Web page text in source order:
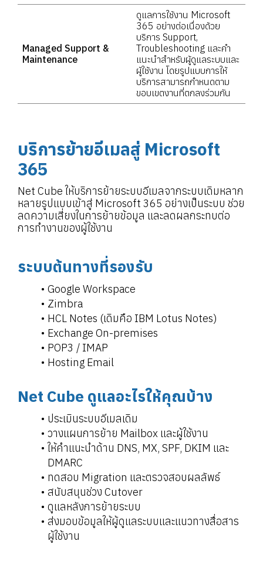
Managed Support &
Maintenance
ดูแลการใช้งาน Microsoft
365 อย่างต่อเนื่องด้วย
บริการ Support,
Troubleshooting และคำ
แนะนำสำหรับผู้ดูแลระบบและ
ผู้ใช้งาน โดยรูปแบบการให้
บริการสามารถกำหนดตาม
ขอบเขตงานที่ตกลงร่วมกัน
บริการย้ายอีเมลสู่ Microsoft
365
Net Cube ให้บริการย้ายระบบอีเมลจากระบบเดิมหลาก
หลายรูปแบบเข้าสู่ Microsoft 365 อย่างเป็นระบบ ช่วย
ลดความเสี่ยงในการย้ายข้อมูล และลดผลกระทบต่อ
การทำงานของผู้ใช้งาน
ระบบต้นทางที่รองรับ
Google Workspace
Zimbra
HCL Notes (เดิมคือ IBM Lotus Notes)
Exchange On-premises
POP3 / IMAP
Hosting Email
Net Cube ดูแลอะไรให้คุณบ้าง
ประเมินระบบอีเมลเดิม
วางแผนการย้าย Mailbox และผู้ใช้งาน
ให้คำแนะนำด้าน DNS, MX, SPF, DKIM และ
DMARC
ทดสอบ Migration และตรวจสอบผลลัพธ์
สนับสนุนช่วง Cutover
ดูแลหลังการย้ายระบบ
ส่งมอบข้อมูลให้ผู้ดูแลระบบและแนวทางสื่อสาร
ผู้ใช้งาน